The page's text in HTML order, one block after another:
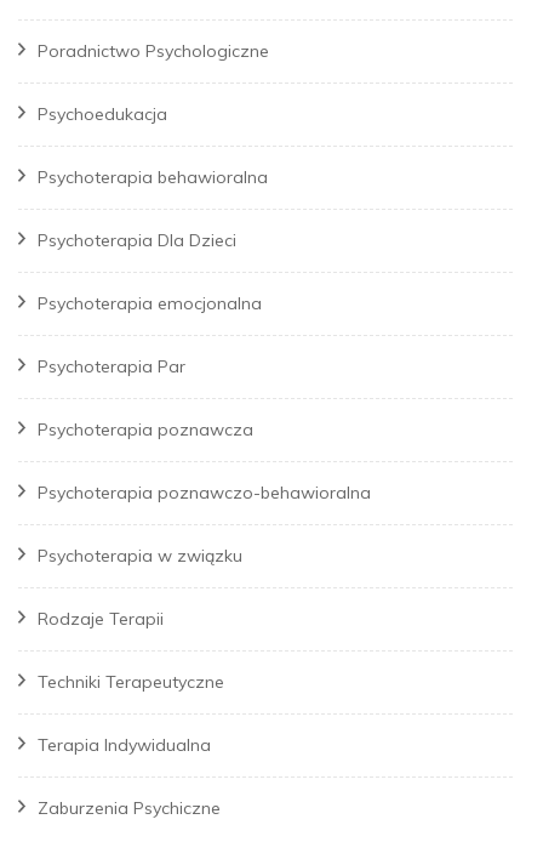
Poradnictwo Psychologiczne
Psychoedukacja
Psychoterapia behawioralna
Psychoterapia Dla Dzieci
Psychoterapia emocjonalna
Psychoterapia Par
Psychoterapia poznawcza
Psychoterapia poznawczo-behawioralna
Psychoterapia w związku
Rodzaje Terapii
Techniki Terapeutyczne
Terapia Indywidualna
Zaburzenia Psychiczne